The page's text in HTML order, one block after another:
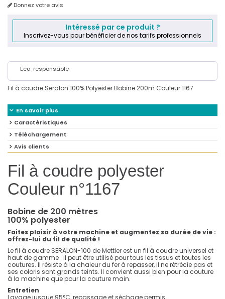
Donnez votre avis
Intéressé par ce produit ?
Inscrivez-vous pour bénéficier de nos tarifs professionnels
Eco-responsable
Fil à coudre Seralon 100% Polyester Bobine 200m Couleur 1167
En savoir plus
Caractéristiques
Téléchargement
Avis clients
Fil à coudre polyester
Couleur n°1167
Bobine de 200 mètres
100% polyester
Faites plaisir à votre machine et augmentez sa durée de vie :
offrez-lui du fil de qualité !
Le fil à coudre SERALON-100 de Mettler est un fil à coudre universel et
haut de gamme : il peut être utilisé pour tous les tissus et toutes les
coutures. Il résiste à la chaleur du fer à repasser, il ne rétrécie pas et
ses coloris sont grands teints. Il convient aussi bien pour la couture
à la machine que pour la couture main.
Entretien
Lavage jusque 95°C, repassage et séchage permis.